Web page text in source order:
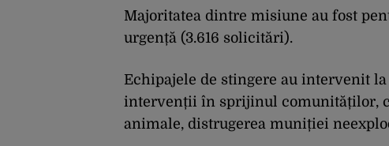
Majoritatea dintre misiune au fost
urgență (3.616 solicitări).
Echipajele de stingere au intervenit
intervenții în sprijinul comunităților,
animale, distrugerea muniției